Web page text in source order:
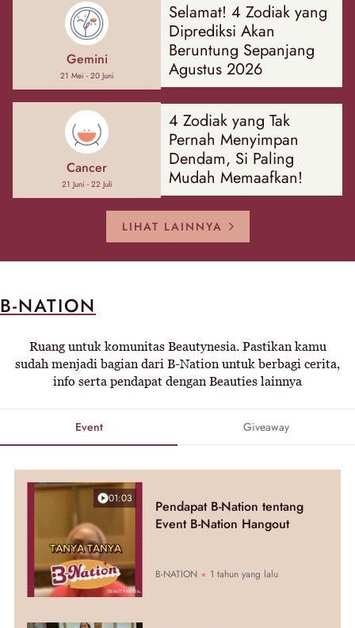
Gemini
21 Mei - 20 Juni
Selamat! 4 Zodiak yang
Diprediksi Akan
Beruntung Sepanjang
Agustus 2026
Cancer
21 Juni - 22 Juli
4 Zodiak yang Tak
Pernah Menyimpan
Dendam, Si Paling
Mudah Memaafkan!
LIHAT LAINNYA
B-NATION
Ruang untuk komunitas Beautynesia. Pastikan kamu
sudah menjadi bagian dari B-Nation untuk berbagi cerita,
info serta pendapat dengan Beauties lainnya
Event Giveaway
01:03
Pendapat B-Nation tentang
Event B-Nation Hangout
B-NATION 1 tahun yang lalu